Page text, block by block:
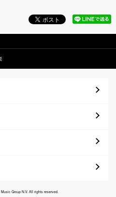
Group N.V. All rights reserved.